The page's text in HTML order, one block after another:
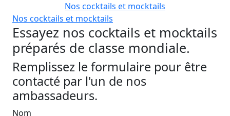
Nos cocktails et mocktails
Nos cocktails et mocktails
Essayez nos cocktails et mocktails
préparés de classe mondiale.
Remplissez le formulaire pour être
contacté par l'un de nos
ambassadeurs.
Nom